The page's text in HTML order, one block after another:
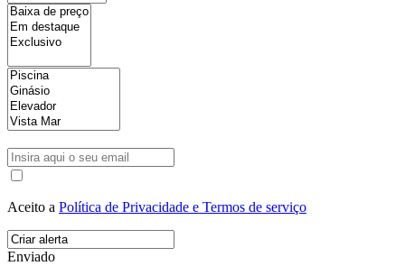
Aceito a Política de Privacidade e Termos de serviço
Enviado